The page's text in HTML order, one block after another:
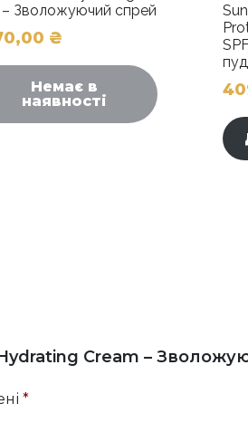
– Зволожуючий спрей
₴
Немає в
наявності
Cream –
*